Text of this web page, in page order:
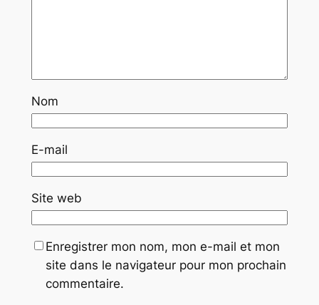
Nom
E-mail
Site web
Enregistrer mon nom, mon e-mail et mon
site dans le navigateur pour mon prochain
commentaire.